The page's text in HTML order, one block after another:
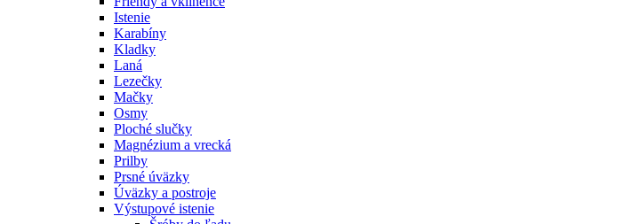
Istenie
Karabíny
Kladky
Laná
Lezečky
Mačky
Osmy
Ploché slučky
Magnézium a vrecká
Prilby
Prsné úväzky
Úväzky a postroje
Výstupové istenie